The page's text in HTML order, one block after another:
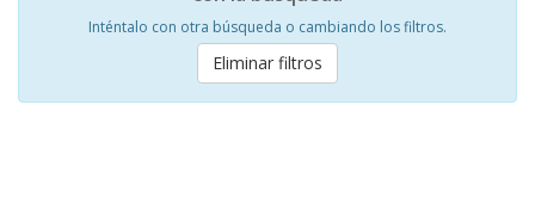
Inténtalo con otra búsqueda o cambiando los filtros.
Eliminar filtros